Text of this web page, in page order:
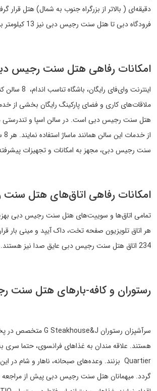
دقیقه‌ای ( بالاتر از بزرگراه جنوب به شمال) هتل
فرودگاه دبی تاهتل سنت رجیس دبی نیز 13 کیلومتر برآورد شده است.
امکانات رفاهی هتل سنت رجیس
اینترنت وای‌فای
ملاقات‌های کاری و فضای پارکینگ رایگان بخشی از
هتل سنت رجیس دبی است. در سالن اسپا و تندرستی
از خدمات این سالن همانند ماساژ استفاده نمایند. هر 8 سالن کنفرانس
سنت رجیس دبی، مجهز به امکانات و تجهیزات
امکانات رفاهی اتاق‌های هتل سنت
تمامی اتاق‌ها و سوییت‌های هتل سنت رجیس دبی به
هر اتاق تلویزیون صفحه تخت، داک آیپد و مینی بار
234 اتاق‌
هتل سنت رجیس دبی عایق صدا نیز هستند.
رستوران و کافه-بارهای هتل سنت
سرآشپزان رستوران J
&
G Steakhouseمتخصص در
هستند. علاقه مندان به غذاهای فرانسوی، حتما سری
Quartier بزنند. وعده‌های صبحانه، ناهار و شام در
گردد. میهمانانهتل سنت رجیس دبیپیش از